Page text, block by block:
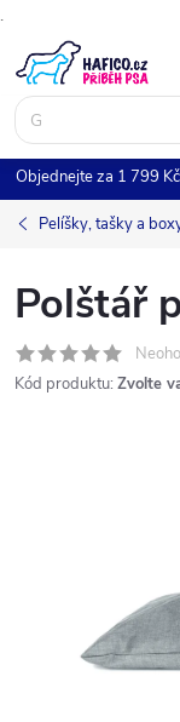
.
na
obsah
Objednejte za 1 799
Pelíšky, tašky a
Polštář
Kód produktu: Zvolte